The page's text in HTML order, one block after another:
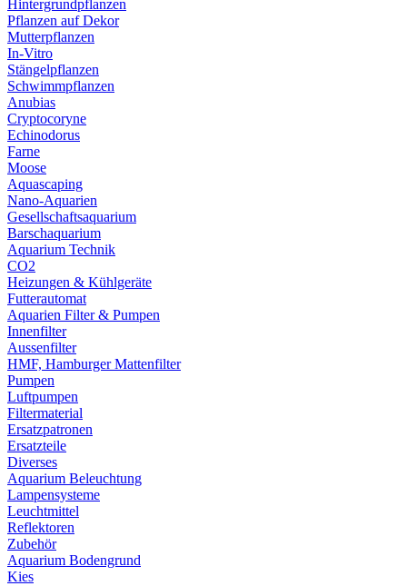
Hintergrundpflanzen
Pflanzen auf Dekor
Mutterpflanzen
In-Vitro
Stängelpflanzen
Schwimmpflanzen
Anubias
Cryptocoryne
Echinodorus
Farne
Moose
Aquascaping
Nano-Aquarien
Gesellschaftsaquarium
Barschaquarium
Aquarium Technik
CO2
Heizungen & Kühlgeräte
Futterautomat
Aquarien Filter & Pumpen
Innenfilter
Aussenfilter
HMF, Hamburger Mattenfilter
Pumpen
Luftpumpen
Filtermaterial
Ersatzpatronen
Ersatzteile
Diverses
Aquarium Beleuchtung
Lampensysteme
Leuchtmittel
Reflektoren
Zubehör
Aquarium Bodengrund
Kies